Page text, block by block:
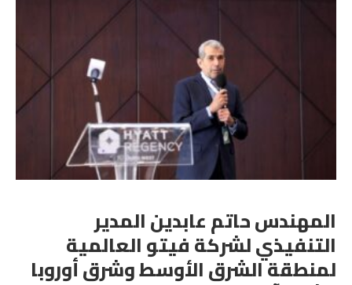
المهندس حاتم عابدين المدير
التنفيذي لشركة فيتو العالمية
لمنطقة الشرق الأوسط وشرق أوروبا